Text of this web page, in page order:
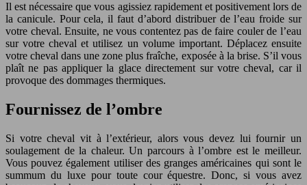
Il est nécessaire que vous agissiez rapidement et positivement lors de
la canicule. Pour cela, il faut d’abord distribuer de l’eau froide sur
votre cheval. Ensuite, ne vous contentez pas de faire couler de l’eau
sur votre cheval et utilisez un volume important. Déplacez ensuite
votre cheval dans une zone plus fraîche, exposée à la brise. S’il vous
plaît ne pas appliquer la glace directement sur votre cheval, car il
provoque des dommages thermiques.
Fournissez de l’ombre
Si votre cheval vit à l’extérieur, alors vous devez lui fournir un
soulagement de la chaleur. Un parcours à l’ombre est le meilleur.
Vous pouvez également utiliser des granges américaines qui sont le
summum du luxe pour toute cour équestre. Donc, si vous avez